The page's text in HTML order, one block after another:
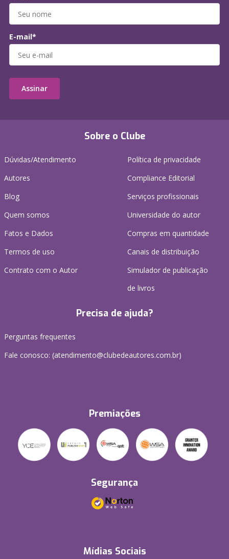
Sobre o Clube
Dúvidas/Atendimento
Autores
Blog
Quem somos
Fatos e Dados
Termos de uso
Contrato com o Autor
Política de privacidade
Compliance Editorial
Serviços profissionais
Universidade do autor
Compras em quantidade
Canais de distribuição
Simulador de publicação
de livros
Precisa de ajuda?
Perguntas frequentes
Fale conosco: (atendimento@clubedeautores.com.br)
Premiações
Segurança
Mídias Sociais
E-mail*
Assinar